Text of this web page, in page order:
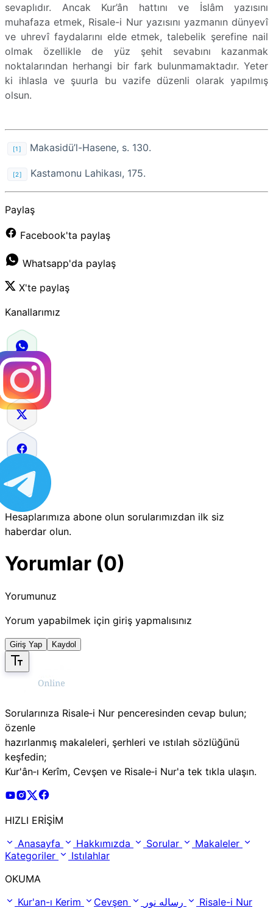
sevaplıdır. Ancak Kur’ân hattını ve İslâm yazısını
muhafaza etmek, Risale-i Nur yazısını yazmanın dünyevî
ve uhrevî faydalarını elde etmek, talebelik şerefine nail
olmak özellikle de yüz şehit sevabını kazanmak
noktalarından herhangi bir fark bulunmamaktadır. Yeter
ki ihlasla ve şuurla bu vazife düzenli olarak yapılmış
olsun.
[1] Makasidü’l-Hasene, s. 130.
[2] Kastamonu Lahikası, 175.
Paylaş
Facebook'ta paylaş
Whatsapp'da paylaş
X'te paylaş
Kanallarımız
Hesaplarımıza abone olun sorularımızdan ilk siz
haberdar olun.
Yorumlar (0)
Yorumunuz
Yorum yapabilmek için giriş yapmalısınız
Giriş Yap Kaydol
Sorularınıza Risale‑i Nur penceresinden cevap bulun;
özenle
hazırlanmış makaleleri, şerhleri ve ıstılah sözlüğünü
keşfedin;
Kur'ân‑ı Kerîm, Cevşen ve Risale‑i Nur'a tek tıkla ulaşın.
Risale Online Youtube Hesabı
Risale Online Instagram Hesabı
Risale Online X Hesabı
HIZLI ERİŞİM
Anasayfa
Hakkımızda Sorular
Makaleler
Kategoriler
Istılahlar
OKUMA
Kur'an-ı Kerim
Cevşen Risale-i Nur